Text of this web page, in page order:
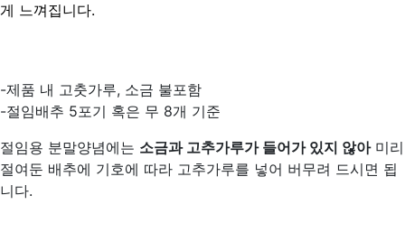
게 느껴집니다.
-제품 내 고춧가루, 소금 불포함
-절임배추 5포기 혹은 무 8개 기준
절임용 분말양념에는 소금과 고추가루가 들어가 있지 않아미리
절여둔 배추에 기호에 따라 고추가루를 넣어 버무려 드시면 됩
니다.